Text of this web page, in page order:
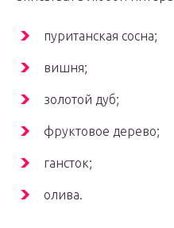
пуританская сосна;
вишня;
золотой дуб;
фруктовое дерево;
гансток;
олива.